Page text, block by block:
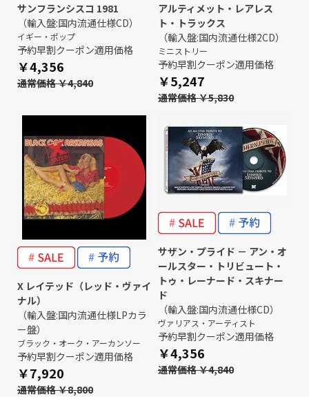
サンフランシスコ 1981
（輸入盤:国内流通仕様CD）
イギー・ポップ
予約早割クーポン適用価格
￥4,356
通常価格 ￥4,840
アルティメット・レアレス
ト・トラックス
（輸入盤:国内流通仕様2CD）
ミニストリー
予約早割クーポン適用価格
￥5,247
通常価格 ￥5,830
X レイテッド（レッド・ヴァイ
ナル）
（輸入盤:国内流通仕様LPカラ
ー盤）
ブラック・オーク・アーカンソー
予約早割クーポン適用価格
￥7,920
通常価格 ￥8,800
サザン・プライド － アン・オ
ールスター・トリビュート・
トゥ・レーナード・スキナー
ド
（輸入盤:国内流通仕様CD）
ヴァリアス・アーティスト
予約早割クーポン適用価格
￥4,356
通常価格 ￥4,840